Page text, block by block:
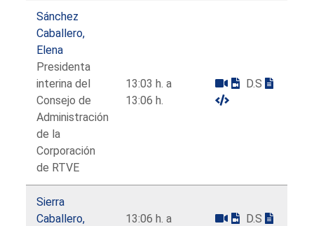
Sánchez
Caballero,
Elena
Presidenta
interina del
Consejo de
Administración
de la
Corporación
de RTVE
13:03 h. a
13:06 h.
D.S
Sierra
Caballero,
13:06 h. a
D.S